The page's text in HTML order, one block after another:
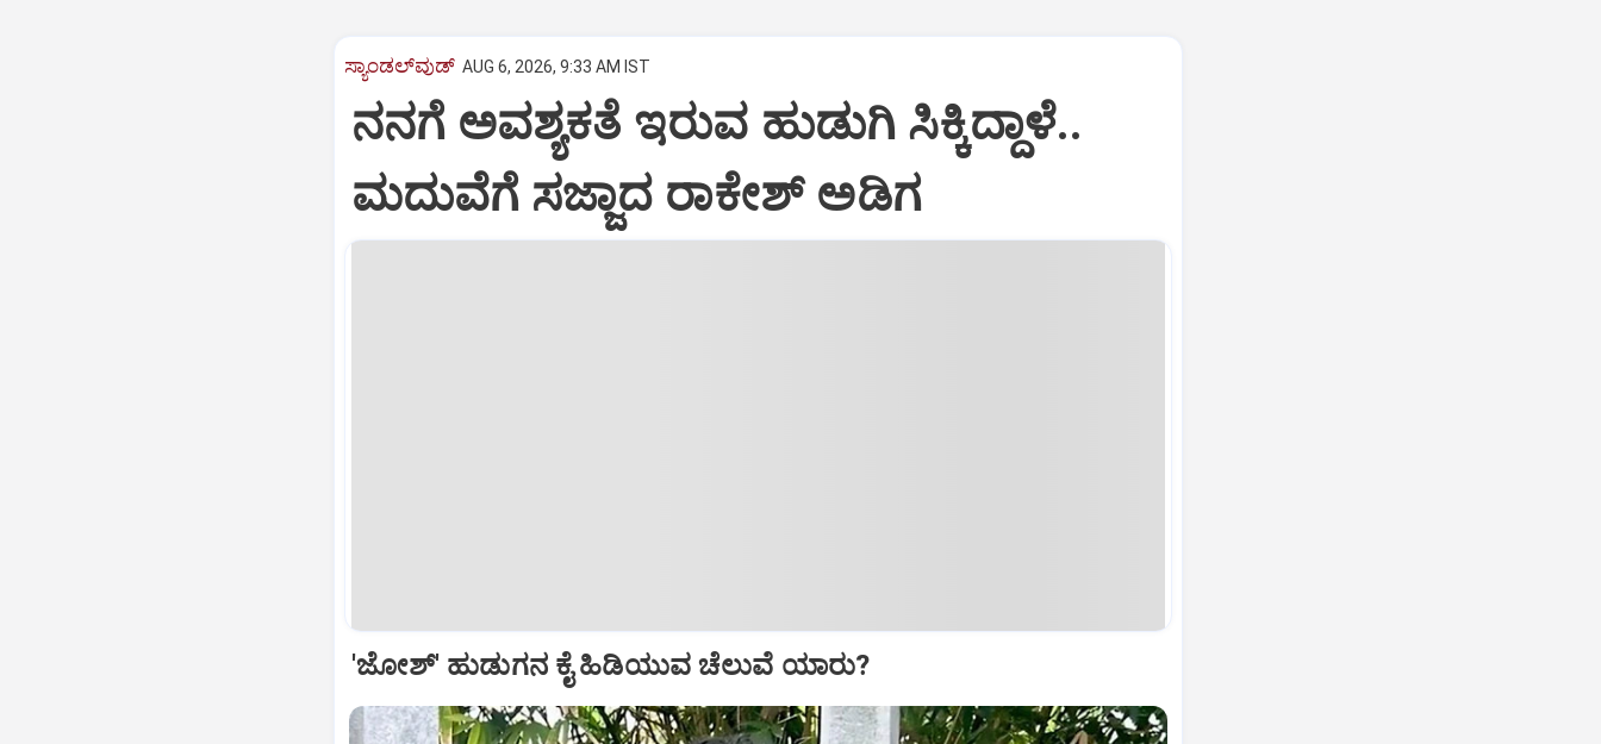
ಸ್ಯಾಂಡಲ್‌ವುಡ್‌ AUG 6, 2026, 9:33 AM IST
ನನಗೆ ಅವಶ್ಯಕತೆ ಇರುವ ಹುಡುಗಿ ಸಿಕ್ಕಿದ್ದಾಳೆ..
ಮದುವೆಗೆ ಸಜ್ಜಾದ ರಾಕೇಶ್ ಅಡಿಗ
'ಜೋಶ್' ಹುಡುಗನ ಕೈ ಹಿಡಿಯುವ ಚೆಲುವೆ ಯಾರು?